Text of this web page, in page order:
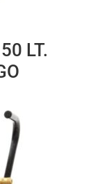
LT.